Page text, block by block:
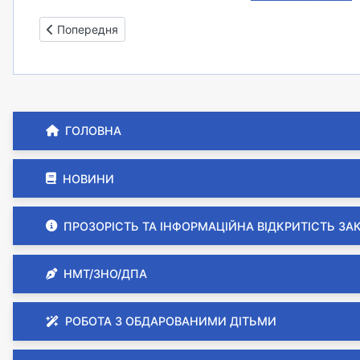
ГОЛОВНА
НОВИНИ
ПРОЗОРІСТЬ ТА ІНФОРМАЦІЙНА ВІДКРИТІСТЬ
НМТ/ЗНО/ДПА
РОБОТА З ОБДАРОВАНИМИ ДІТЬМИ
Попередня стаття: Склад методичної ради на 2024/2025
Попередня